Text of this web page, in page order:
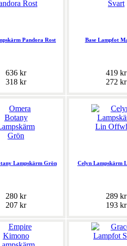
Pandora Rost
636 kr
318 kr
Base Lampfot
419 kr
272 kr
Lampskärm Grön
280 kr
207 kr
Celyn Lampskärm
289 kr
193 kr